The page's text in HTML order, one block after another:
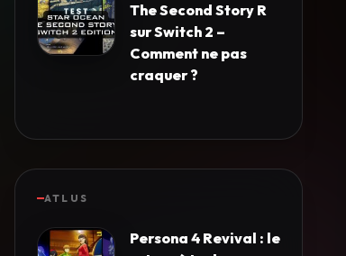
The Second Story R
sur Switch 2 –
Comment ne pas
craquer ?
ATLUS
Persona 4 Revival : le